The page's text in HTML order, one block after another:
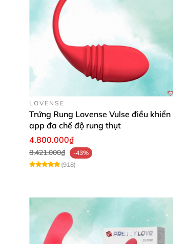
LOVENSE
Trứng Rung Lovense Vulse điều khiển
app đa chế độ rung thụt
4.800.000₫
8.421.000₫
-43%
(918)